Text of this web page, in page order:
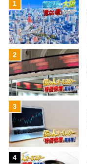
1
2
3
4